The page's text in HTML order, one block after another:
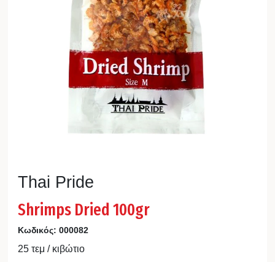
Thai Pride
Shrimps Dried 100gr
Κωδικός: 000082
25 τεμ / κιβώτιο